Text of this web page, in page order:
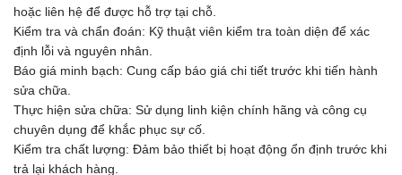
hoặc liên hệ để được hỗ trợ tại chỗ.
Kiểm tra và chẩn đoán: Kỹ thuật viên kiểm tra toàn diện để xác
định lỗi và nguyên nhân.
Báo giá minh bạch: Cung cấp báo giá chi tiết trước khi tiến hành
sửa chữa.
Thực hiện sửa chữa: Sử dụng linh kiện chính hãng và công cụ
chuyên dụng để khắc phục sự cố.
Kiểm tra chất lượng: Đảm bảo thiết bị hoạt động ổn định trước khi
trả lại khách hàng.